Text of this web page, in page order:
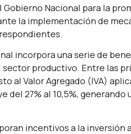
Nacional para la
la implementación de
incorpora una serie de
productivo. Entre las
al Valor Agregado (IVA)
del 27% al 10,5%,
incentivos a la inversión